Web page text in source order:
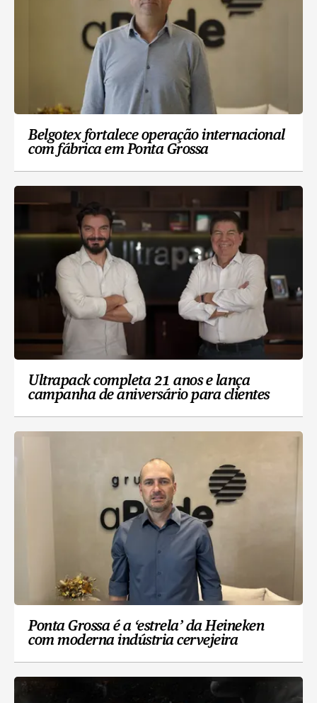
Belgotex fortalece operação internacional
com fábrica em Ponta Grossa
Ultrapack completa 21 anos e lança
campanha de aniversário para clientes
Ponta Grossa é a ‘estrela’ da Heineken
com moderna indústria cervejeira